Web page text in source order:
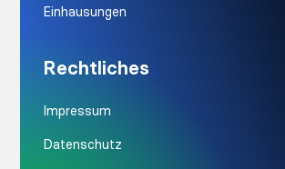
Einhausungen
Rechtliches
Impressum
Datenschutz